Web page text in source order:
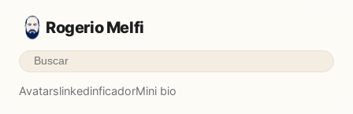
Rogerio Melfi
AvatarslinkedinficadorMini bio